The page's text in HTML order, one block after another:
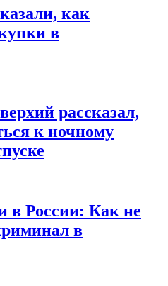
как
в
рассказал,
к ночному
в России: Как не
в